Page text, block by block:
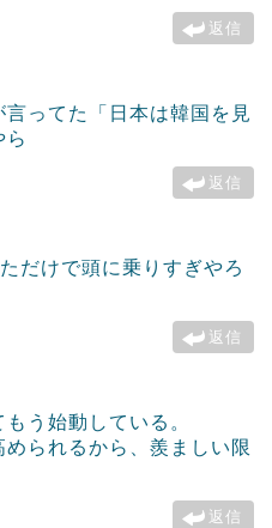
返信
ってた「日本は韓国を見
ら
返信
だけで頭に乗りすぎやろ
返信
う始動している。
られるから、羨ましい限
返信